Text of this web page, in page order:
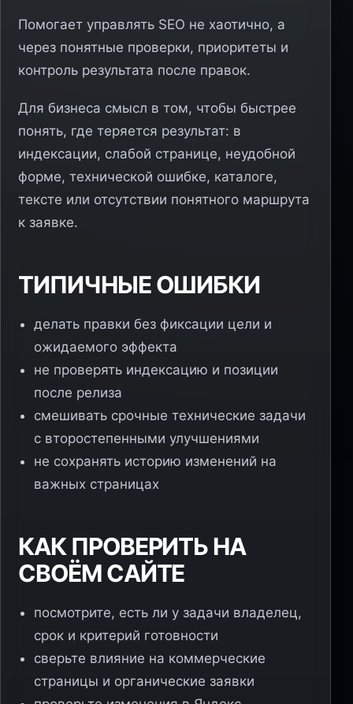
Помогает управлять SEO не хаотично, а
через понятные проверки, приоритеты и
контроль результата после правок.
Для бизнеса смысл в том, чтобы быстрее
понять, где теряется результат: в
индексации, слабой странице, неудобной
форме, технической ошибке, каталоге,
тексте или отсутствии понятного маршрута
к заявке.
ТИПИЧНЫЕ ОШИБКИ
делать правки без фиксации цели и
ожидаемого эффекта
не проверять индексацию и позиции
после релиза
смешивать срочные технические задачи
с второстепенными улучшениями
не сохранять историю изменений на
важных страницах
КАК ПРОВЕРИТЬ НА
СВОЁМ САЙТЕ
посмотрите, есть ли у задачи владелец,
срок и критерий готовности
сверьте влияние на коммерческие
страницы и органические заявки